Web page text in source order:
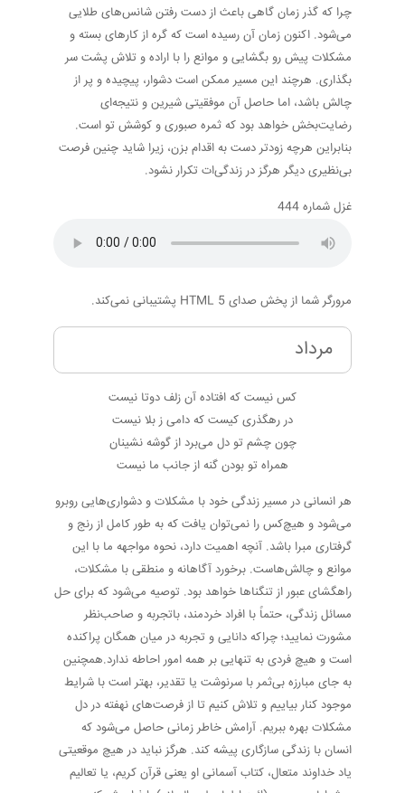
چرا که گذر زمان گاهی باعث از دست رفتن شانس‌های طلایی
می‌شود. اکنون زمان آن رسیده است که گره از کارهای بسته و
مشکلات پیش رو بگشایی و موانع را با اراده و تلاش پشت سر
بگذاری. هرچند این مسیر ممکن است دشوار، پیچیده و پر از
چالش باشد، اما حاصل آن موفقیتی شیرین و نتیجه‌ای
رضایت‌بخش خواهد بود که ثمره صبوری و کوشش تو است.
بنابراین هرچه زودتر دست به اقدام بزن، زیرا شاید چنین فرصت
بی‌نظیری دیگر هرگز در زندگی‌ات تکرار نشود.
غزل شماره 444
مرورگر شما از پخش صدای HTML 5 پشتیبانی نمی‌کند.
مرداد
کس نیست که افتاده آن زلف دوتا نیست
در رهگذری کیست که دامی ز بلا نیست
چون چشم تو دل می‌برد از گوشه نشینان
همراه تو بودن گنه از جانب ما نیست
هر انسانی در مسیر زندگی خود با مشکلات و دشواری‌هایی روبرو
می‌شود و هیچ‌کس را نمی‌توان یافت که به طور کامل از رنج و
گرفتاری مبرا باشد. آنچه اهمیت دارد، نحوه مواجهه ما با این
موانع و چالش‌هاست. برخورد آگاهانه و منطقی با مشکلات،
راهگشای عبور از تنگناها خواهد بود. توصیه می‌شود که برای حل
مسائل زندگی، حتماً با افراد خردمند، باتجربه و صاحب‌نظر
مشورت نمایید؛ چراکه دانایی و تجربه در میان همگان پراکنده
است و هیچ فردی به تنهایی بر همه امور احاطه ندارد.همچنین
به جای مبارزه بی‌ثمر با سرنوشت یا تقدیر، بهتر است با شرایط
موجود کنار بیاییم و تلاش کنیم تا از فرصت‌های نهفته در دل
مشکلات بهره ببریم. آرامش خاطر زمانی حاصل می‌شود که
انسان با زندگی سازگاری پیشه کند. هرگز نباید در هیچ موقعیتی
یاد خداوند متعال، کتاب آسمانی او یعنی قرآن کریم، یا تعالیم